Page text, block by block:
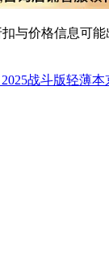
与价格信息可
战斗版轻薄本